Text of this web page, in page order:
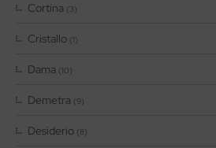
Cortina (3)
Cristallo (1)
Dama (10)
Demetra (9)
Desiderio (8)